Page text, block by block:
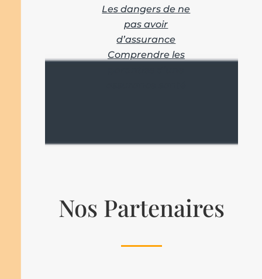
Les dangers de ne
pas avoir
d’assurance
Comprendre les
Nos Partenaires